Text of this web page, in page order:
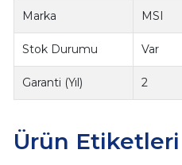
Marka MSI
Stok Durumu Var
Garanti (Yıl) 2
Ürün Etiketleri